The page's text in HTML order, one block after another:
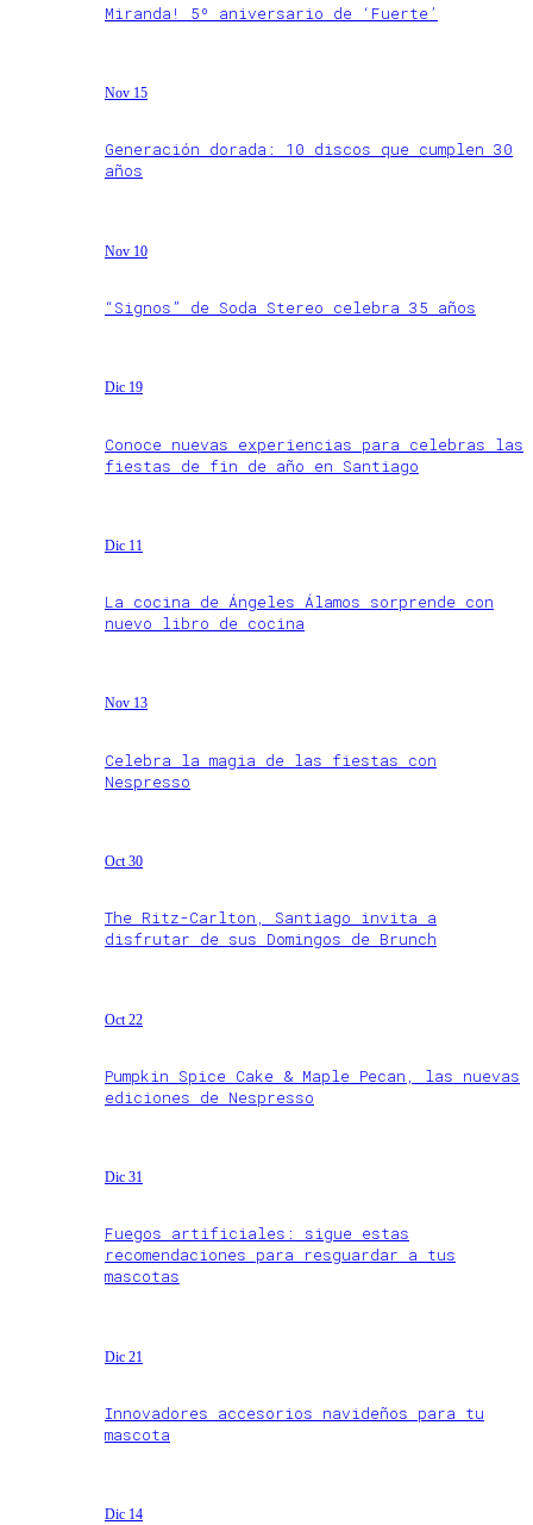
Miranda! 5º aniversario de ‘Fuerte’
Nov 15
Generación dorada: 10 discos que cumplen 30
años
Nov 10
“Signos” de Soda Stereo celebra 35 años
Dic 19
Conoce nuevas experiencias para celebras las
fiestas de fin de año en Santiago
Dic 11
La cocina de Ángeles Álamos sorprende con
nuevo libro de cocina
Nov 13
Celebra la magia de las fiestas con
Nespresso
Oct 30
The Ritz-Carlton, Santiago invita a
disfrutar de sus Domingos de Brunch
Oct 22
Pumpkin Spice Cake & Maple Pecan, las nuevas
ediciones de Nespresso
Dic 31
Fuegos artificiales: sigue estas
recomendaciones para resguardar a tus
mascotas
Dic 21
Innovadores accesorios navideños para tu
mascota
Dic 14